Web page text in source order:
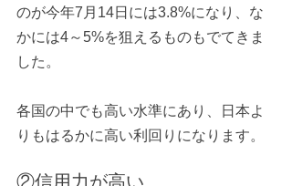
のが今年7月14日には3.8%になり、な
かには4～5%を狙えるものもでてきま
した。
各国の中でも高い水準にあり、日本よ
りもはるかに高い利回りになります。
②信用力が高い